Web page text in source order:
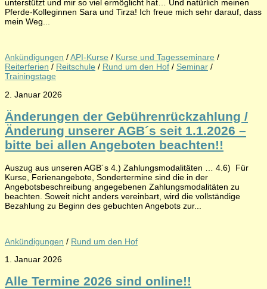
unterstützt und mir so viel ermöglicht hat… Und natürlich meinen
Pferde-Kolleginnen Sara und Tirza! Ich freue mich sehr darauf, dass
mein Weg...
Ankündigungen /API-Kurse / Kurse und Tagesseminare /
Reiterferien / Reitschule / Rund um den Hof / Seminar /
Trainingstage
2. Januar 2026
Änderungen der Gebührenrückzahlung /
Änderung unserer AGB´s seit 1.1.2026 –
bitte bei allen Angeboten beachten!!
Auszug aus unseren AGB´s 4.) Zahlungsmodalitäten … 4.6) Für
Kurse, Ferienangebote, Sondertermine sind die in der
Angebotsbeschreibung angegebenen Zahlungsmodalitäten zu
beachten. Soweit nicht anders vereinbart, wird die vollständige
Bezahlung zu Beginn des gebuchten Angebots zur...
Ankündigungen / Rund um den Hof
1. Januar 2026
Alle Termine 2026 sind online!!